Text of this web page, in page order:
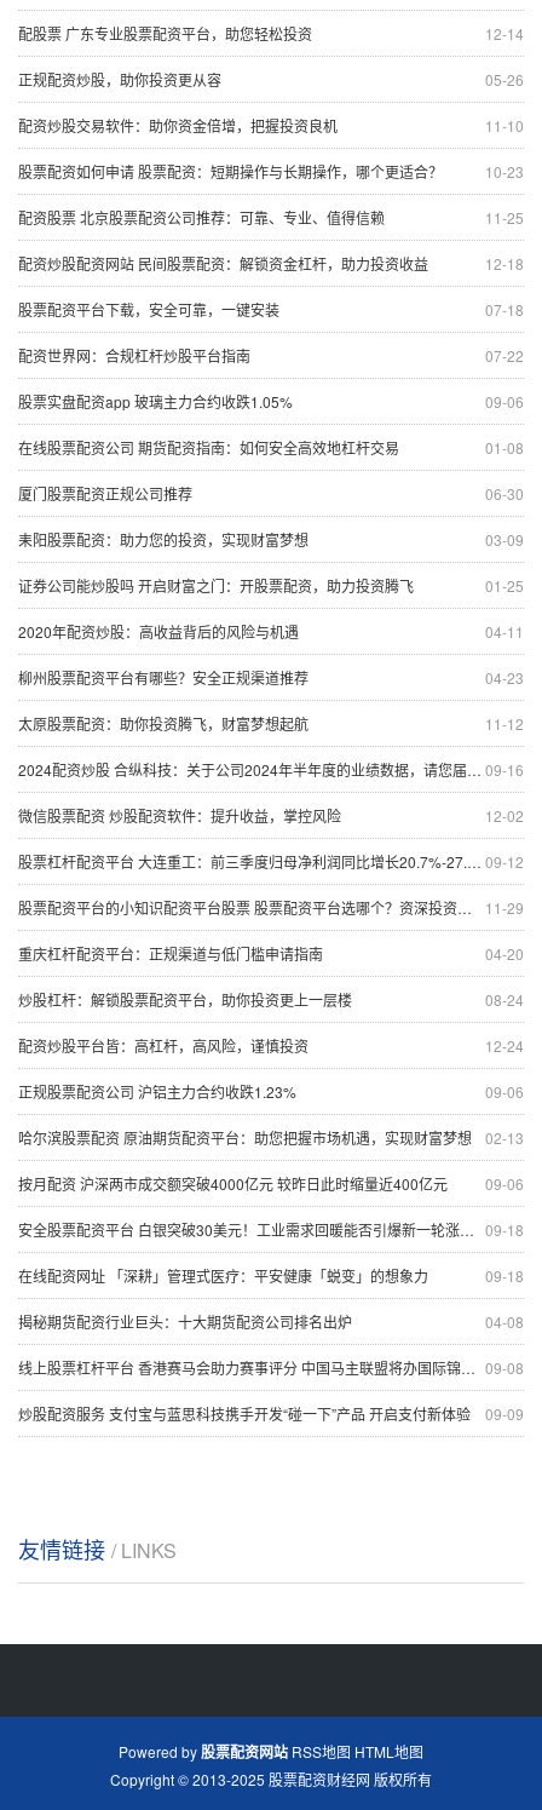
12-14
配股票 广东专业股票配资平台，助您轻松投资
05-26
正规配资炒股，助你投资更从容
11-10
配资炒股交易软件：助你资金倍增，把握投资良机
10-23
股票配资如何申请 股票配资：短期操作与长期操作，哪个更适合？
11-25
配资股票 北京股票配资公司推荐：可靠、专业、值得信赖
12-18
配资炒股配资网站 民间股票配资：解锁资金杠杆，助力投资收益
07-18
股票配资平台下载，安全可靠，一键安装
07-22
配资世界网：合规杠杆炒股平台指南
09-06
股票实盘配资app 玻璃主力合约收跌1.05%
01-08
在线股票配资公司 期货配资指南：如何安全高效地杠杆交易
06-30
厦门股票配资正规公司推荐
03-09
耒阳股票配资：助力您的投资，实现财富梦想
01-25
证券公司能炒股吗 开启财富之门：开股票配资，助力投资腾飞
04-11
2020年配资炒股：高收益背后的风险与机遇
04-23
柳州股票配资平台有哪些？安全正规渠道推荐
11-12
太原股票配资：助你投资腾飞，财富梦想起航
09-16
2024配资炒股 合纵科技：关于公司2024年半年度的业绩数据，请您届时关注公司披露的《2024年半年度报告》
12-02
微信股票配资 炒股配资软件：提升收益，掌控风险
09-12
股票杠杆配资平台 大连重工：前三季度归母净利润同比增长20.7%-27.05%
11-29
股票配资平台的小知识配资平台股票 股票配资平台选哪个？资深投资者推荐
04-20
重庆杠杆配资平台：正规渠道与低门槛申请指南
08-24
炒股杠杆：解锁股票配资平台，助你投资更上一层楼
12-24
配资炒股平台皆：高杠杆，高风险，谨慎投资
09-06
正规股票配资公司 沪铝主力合约收跌1.23%
02-13
哈尔滨股票配资 原油期货配资平台：助您把握市场机遇，实现财富梦想
09-06
按月配资 沪深两市成交额突破4000亿元 较昨日此时缩量近400亿元
09-18
安全股票配资平台 白银突破30美元！工业需求回暖能否引爆新一轮涨势？
09-18
在线配资网址 「深耕」管理式医疗：平安健康「蜕变」的想象力
04-08
揭秘期货配资行业巨头：十大期货配资公司排名出炉
09-08
线上股票杠杆平台 香港赛马会助力赛事评分 中国马主联盟将办国际锦标大赛
09-09
炒股配资服务 支付宝与蓝思科技携手开发“碰一下”产品 开启支付新体验
友情链接 / LINKS
Powered by股票配资网站 RSS地图 HTML地图
Copyright© 2013-2025 股票配资财经网 版权所有